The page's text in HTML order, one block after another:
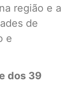
região e a
de
e
dos 39